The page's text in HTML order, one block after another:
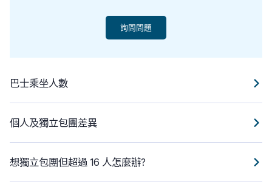
詢問問題
巴士乘坐人數
個人及獨立包團差異
想獨立包團但超過 16 人怎麼辦?